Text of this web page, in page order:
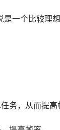
一个比较理
务，从而提高